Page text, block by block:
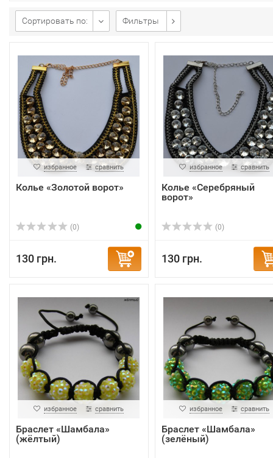
Сортировать по: Фильтры
избранное сравнить
Колье «Золотой ворот»
(0)
130 грн.
избранное сравнить
Колье «Серебряный
ворот»
(0)
130 грн.
избранное сравнить
Браслет «Шамбала»
(жёлтый)
избранное сравнить
Браслет «Шамбала»
(зелёный)